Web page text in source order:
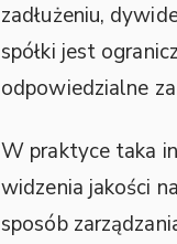
zadłużeniu,
spółki jest
odpowiedzialne
W praktyce taka
widzenia jakości
sposób